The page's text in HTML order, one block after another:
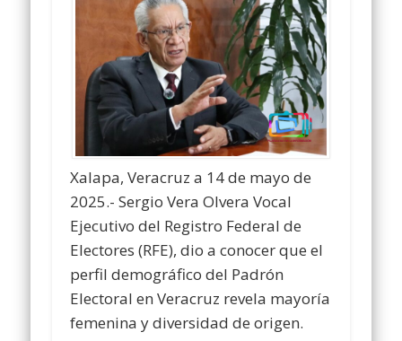
Xalapa, Veracruz a 14 de mayo de
2025.- Sergio Vera Olvera Vocal
Ejecutivo del Registro Federal de
Electores (RFE), dio a conocer que el
perfil demográfico del Padrón
Electoral en Veracruz revela mayoría
femenina y diversidad de origen.